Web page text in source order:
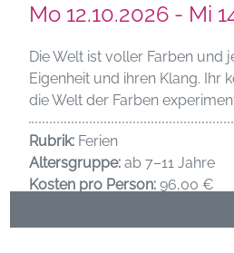
Mo 12.10.2026 - Mi
Die Welt ist voller Farben und
Eigenheit und ihren Klang. Ihr
die Welt der Farben
Rubrik: Ferien
Altersgruppe: ab 7–11 Jahre
Kosten pro Person: 96,00 €